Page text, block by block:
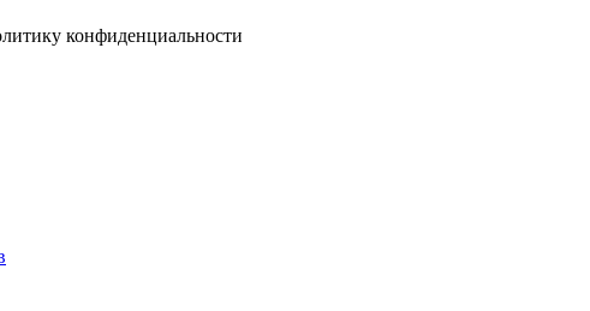
конфиденциальности